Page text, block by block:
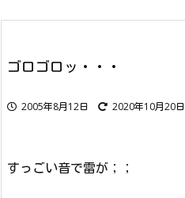
ゴロゴロッ・・・
2005年8月12日 2020年10月20日
すっごい音で雷が；；